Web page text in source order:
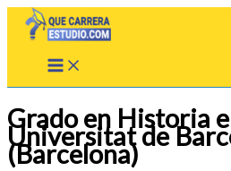
Grado en Historia
Universitat de
(Barcelona)